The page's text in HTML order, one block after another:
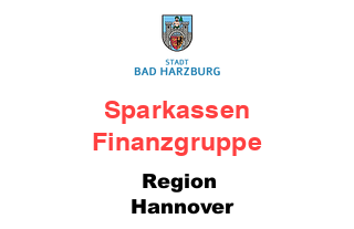
Sparkassen
Finanzgruppe
Region
Hannover